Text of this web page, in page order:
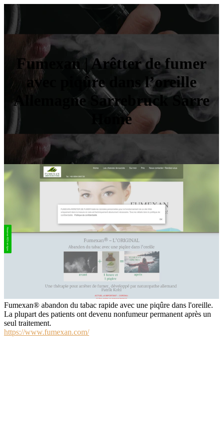
Fumexan | Arêtter de fumer
avec piqûre dans l’oreille
Allemagne Sarrebruck Sarre
Home
Fumexan® abandon du tabac rapide avec une piqûre dans l'oreille.
La plupart des patients ont devenu nonfumeur permanent après un
seul traitement.
https://www.fumexan.com/